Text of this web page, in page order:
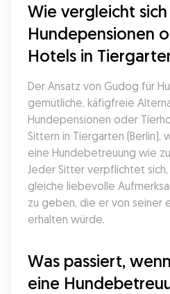
Wie vergleicht
Hundepensionen
Hotels in
Der Ansatz von Gudog für
gemütliche, käfigfreie
Hundepensionen oder
Sittern in Tiergarten (Berlin),
eine Hundebetreuung wie
Jeder Sitter verpflichtet
gleiche liebevolle
zu geben, die er von seiner
erhalten würde.
Was passiert,
eine